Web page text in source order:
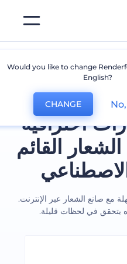
القائم
عبر الإنترنت.
لحظات قليلة.
Would you like to
CHANGE